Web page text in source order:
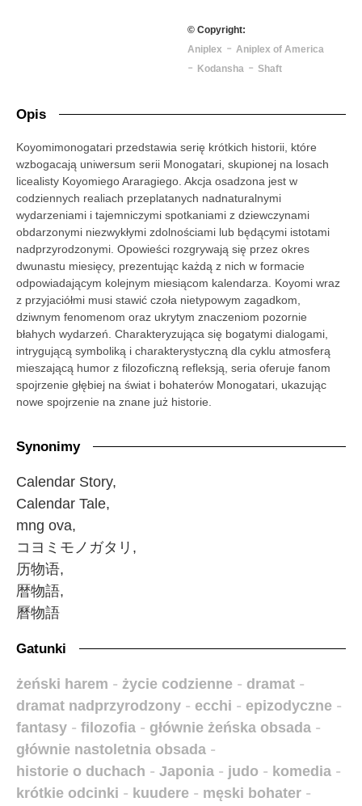
© Copyright:
Aniplex - Aniplex of America
- Kodansha - Shaft
Opis
Koyomimonogatari przedstawia serię krótkich historii, które
wzbogacają uniwersum serii Monogatari, skupionej na losach
licealisty Koyomiego Araragiego. Akcja osadzona jest w
codziennych realiach przeplatanych nadnaturalnymi
wydarzeniami i tajemniczymi spotkaniami z dziewczynami
obdarzonymi niezwykłymi zdolnościami lub będącymi istotami
nadprzyrodzonymi. Opowieści rozgrywają się przez okres
dwunastu miesięcy, prezentując każdą z nich w formacie
odpowiadającym kolejnym miesiącom kalendarza. Koyomi wraz
z przyjaciółmi musi stawić czoła nietypowym zagadkom,
dziwnym fenomenom oraz ukrytym znaczeniom pozornie
błahych wydarzeń. Charakteryzująca się bogatymi dialogami,
intrygującą symboliką i charakterystyczną dla cyklu atmosferą
mieszającą humor z filozoficzną refleksją, seria oferuje fanom
spojrzenie głębiej na świat i bohaterów Monogatari, ukazując
nowe spojrzenie na znane już historie.
Synonimy
Calendar Story,
Calendar Tale,
mng ova,
コヨミモノガタリ,
历物语,
暦物語,
曆物語
Gatunki
żeński harem - życie codzienne - dramat -
dramat nadprzyrodzony - ecchi - epizodyczne -
fantasy - filozofia - głównie żeńska obsada -
głównie nastoletnia obsada -
historie o duchach - Japonia - judo - komedia -
krótkie odcinki - kuudere - męski bohater -